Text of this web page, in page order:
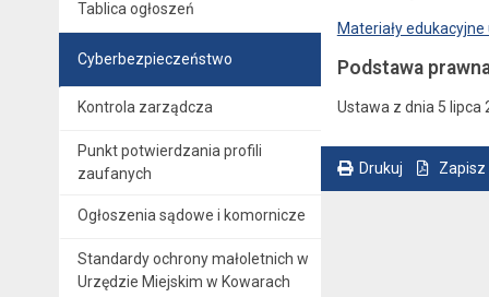
Tablica ogłoszeń
Cyberbezpieczeństwo
Kontrola zarządcza
Punkt potwierdzania profili
zaufanych
Ogłoszenia sądowe i komornicze
Standardy ochrony małoletnich w
Urzędzie Miejskim w Kowarach
Materiały
Podstawa
Ustawa z dnia 5
Drukuj Zapisz